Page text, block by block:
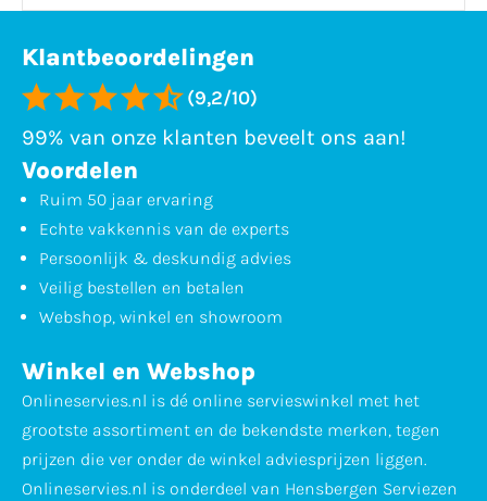
Klantbeoordelingen
(9,2/10)
99% van onze klanten beveelt ons aan!
Voordelen
Ruim 50 jaar ervaring
Echte vakkennis van de experts
Persoonlijk & deskundig advies
Veilig bestellen en betalen
Webshop, winkel en showroom
Winkel en Webshop
Onlineservies.nl is dé online servieswinkel met het
grootste assortiment en de bekendste merken, tegen
prijzen die ver onder de winkel adviesprijzen liggen.
Onlineservies.nl is onderdeel van Hensbergen Serviezen